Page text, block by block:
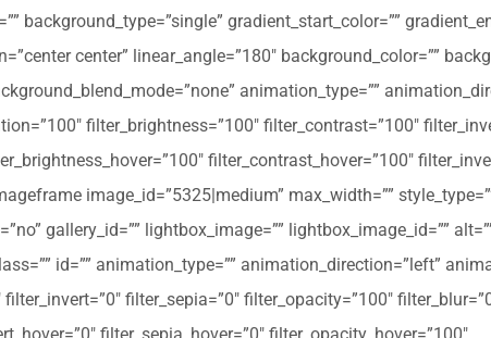
background_type=”single” gradient_start_color=””
center” linear_angle=”180″ background_color=””
animation_type=””
filter_brightness=”100″ filter_contrast=”100″
filter_contrast_hover=”100″
image_id=”5325|medium” max_width=””
gallery_id=”” lightbox_image=”” lightbox_image_id=””
id=”” animation_type=”” animation_direction=”left”
filter_sepia=”0″ filter_opacity=”100″